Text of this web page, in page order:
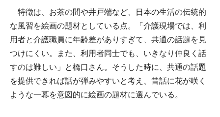
特徴は、お茶の間や井戸端など、日本の生活の伝統的
な風習を絵画の題材としている点。「介護現場では、利
用者と介護職員に年齢差がありすぎて、共通の話題を見
つけにくい。また、利用者同士でも、いきなり仲良く話
すのは難しい」と橋口さん。そうした時に、共通の話題
を提供できれば話が弾みやすいと考え、昔話に花が咲く
ような一幕を意図的に絵画の題材に選んでいる。